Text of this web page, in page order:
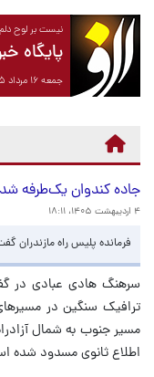
نیست بر لوح
پایگاه
جمعه ۱۶ مرداد ۱۴۰۵ برابر با ۰۷ آگوست ۲۰۲۶
جاده کندوان یک‌طرفه شد
۴ اردیبهشت ۱۴۰۵، ۱۸:۱۱
فرمانده پلیس راه
سرهنگ هادی عبادی در
مسیر جنوب به شمال
اطلاع ثانوی مسدود شده